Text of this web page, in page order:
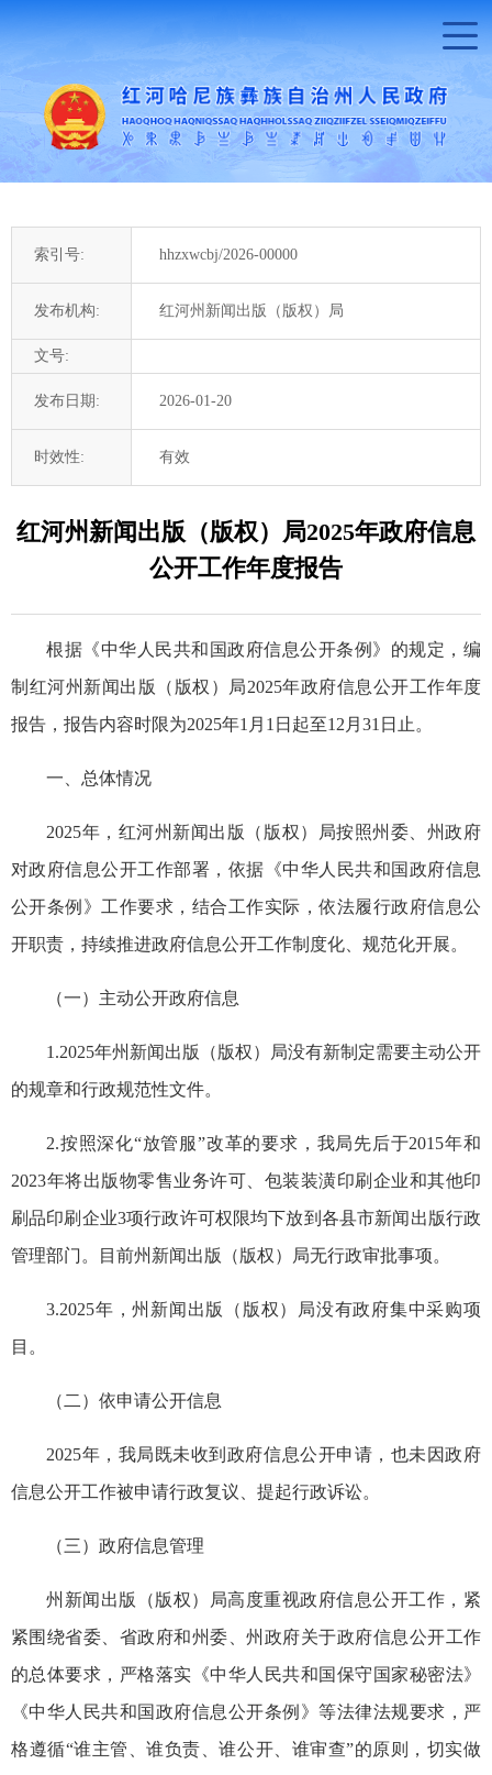
索引号: hhzxwcbj/2026-00000
发布机构: 红河州新闻出版（版权）局
文号:
发布日期: 2026-01-20
时效性: 有效
红河州新闻出版（版权）局2025年政府信息
公开工作年度报告
根据《中华人民共和国政府信息公开条例》的规定，编
制红河州新闻出版（版权）局2025年政府信息公开工作年度
报告，报告内容时限为2025年1月1日起至12月31日止。
一、总体情况
2025年，红河州新闻出版（版权）局按照州委、州政府
对政府信息公开工作部署，依据《中华人民共和国政府信息
公开条例》工作要求，结合工作实际，依法履行政府信息公
开职责，持续推进政府信息公开工作制度化、规范化开展。
（一）主动公开政府信息
1.2025年州新闻出版（版权）局没有新制定需要主动公开
的规章和行政规范性文件。
2.按照深化“放管服”改革的要求，我局先后于2015年和
2023年将出版物零售业务许可、包装装潢印刷企业和其他印
刷品印刷企业3项行政许可权限均下放到各县市新闻出版行政
管理部门。目前州新闻出版（版权）局无行政审批事项。
3.2025年，州新闻出版（版权）局没有政府集中采购项
目。
（二）依申请公开信息
2025年，我局既未收到政府信息公开申请，也未因政府
信息公开工作被申请行政复议、提起行政诉讼。
（三）政府信息管理
州新闻出版（版权）局高度重视政府信息公开工作，紧
紧围绕省委、省政府和州委、州政府关于政府信息公开工作
的总体要求，严格落实《中华人民共和国保守国家秘密法》
《中华人民共和国政府信息公开条例》等法律法规要求，严
格遵循“谁主管、谁负责、谁公开、谁审查”的原则，切实做